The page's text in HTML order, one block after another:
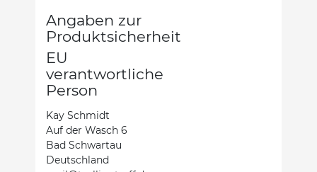
Angaben zur
Produktsicherheit
EU
verantwortliche
Person
Kay Schmidt
Auf der Wasch 6
Bad Schwartau
Deutschland